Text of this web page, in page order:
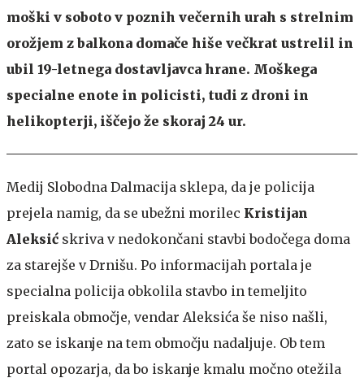
moški v soboto v poznih večernih urah s strelnim
orožjem z balkona domače hiše večkrat ustrelil in
ubil 19-letnega dostavljavca hrane. Moškega
specialne enote in policisti, tudi z droni in
helikopterji, iščejo že skoraj 24 ur.
Medij Slobodna Dalmacija sklepa, da je policija
prejela namig, da se ubežni morilec Kristijan
Aleksić skriva v nedokončani stavbi bodočega doma
za starejše v Drnišu. Po informacijah portala je
specialna policija obkolila stavbo in temeljito
preiskala območje, vendar Aleksića še niso našli,
zato se iskanje na tem območju nadaljuje. Ob tem
portal opozarja, da bo iskanje kmalu močno otežila